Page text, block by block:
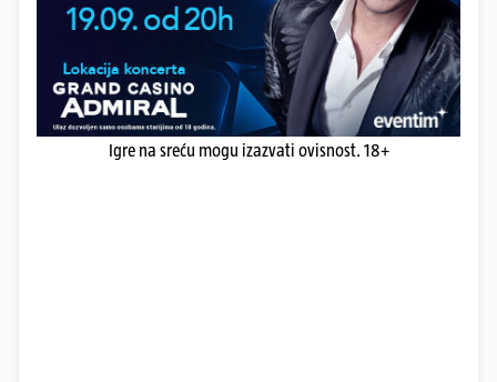
Igre na sreću mogu izazvati ovisnost. 18+